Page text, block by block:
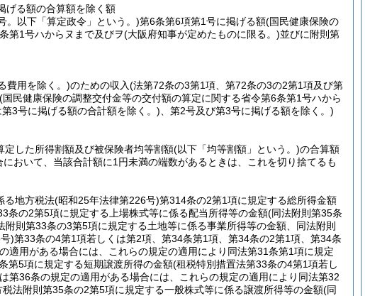
げる額の合算額を除く額
。以下「算定政令」という。)第6条第6項第1号に掲げる額(国民健康保険の
第1号ハからヌまで及びヲ(大阪府知事が定めたものに限る。)並びに附則第
費用を除く。)のための収入(法第72条の3第1項、第72条の3の2第1項及び第
(国民健康保険の調整交付金等の交付額の算定に関する省令第6条第1号ハから
3号に掲げる額の合計額を除く。) 、第2号及び第3号に掲げる額を除く。)
した所得割額及び被保険者均等割額(以下「均等割額」という。)の合算額
において、当該合計額に1円未満の端数があるときは、これを切り捨てるも
る地方税法(昭和25年法律第226号)第314条の2第1項に規定する総所得金額
条の2第5項に規定する上場株式等に係る配当所得等の金額(同法附則第35条
附則第33条の3第5項に規定する土地等に係る事業所得等の金額、同法附則
)第33条の4第1項若しくは第2項、第34条第1項、第34条の2第1項、第34条
用がある場合には、これらの規定の適用により同法第31条第1項に規定
第5項に規定する短期譲渡所得の金額(租税特別措置法第33条の4第1項若し
36条の規定の適用がある場合には、これらの規定の適用により同法第32
税法附則第35条の2第5項に規定する一般株式等に係る譲渡所得等の金額(同